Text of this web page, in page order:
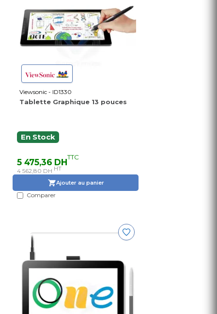
Viewsonic - ID1330
Tablette Graphique 13 pouces
En Stock
5 475,36 DHTTC
4 562,80 DH HT
Ajouter au panier
Comparer